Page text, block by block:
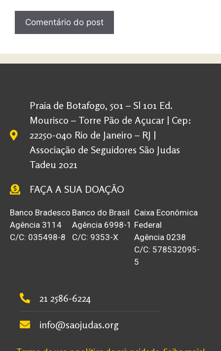
Praia de Botafogo, 501 – Sl 101 Ed.
Mourisco – Torre Pão de Açucar | Cep:
22250-040 Rio de Janeiro – RJ |
Associação de Seguidores São Judas
Tadeu 2021
FAÇA A SUA DOAÇÃO
Banco Bradesco
Agência 3114
C/C: 035498-8
Banco do Brasil
Agência 6998-1
C/C: 9353-X
Caixa Econômica
Federal
Agência 0238
C/C: 578532095-
5
21 2586-6224
info@saojudas.org